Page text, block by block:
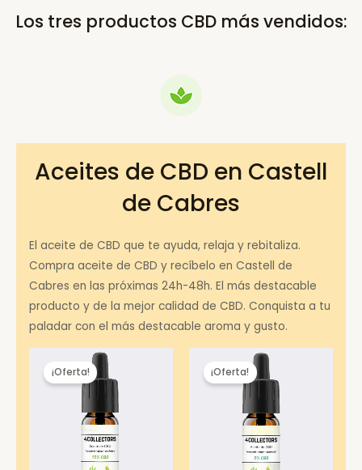
Los tres productos CBD más vendidos:
Aceites de CBD en Castell
de Cabres
El aceite de CBD que te ayuda, relaja y rebitaliza.
Compra aceite de CBD y recíbelo en Castell de
Cabres en las próximas 24h-48h. El más destacable
producto y de la mejor calidad de CBD. Conquista a tu
paladar con el más destacable aroma y gusto.
¡Oferta! ¡Oferta!